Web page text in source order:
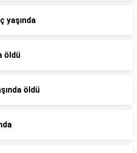
yaşında
öldü
öldü